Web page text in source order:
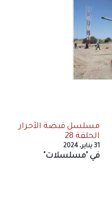
مسلسل قبضة الأحرار
الحلقة 28
31 يناير، 2024
في "مسلسلات"